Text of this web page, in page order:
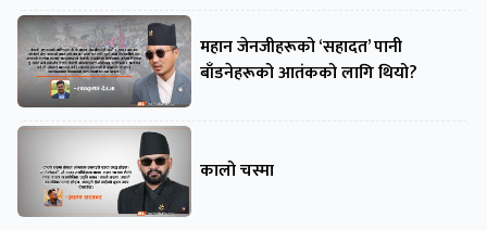
महान जेनजीहरूको ‘सहादत’ पानी
बाँडनेहरूको आतंकको लागि थियो?
कालो चस्मा